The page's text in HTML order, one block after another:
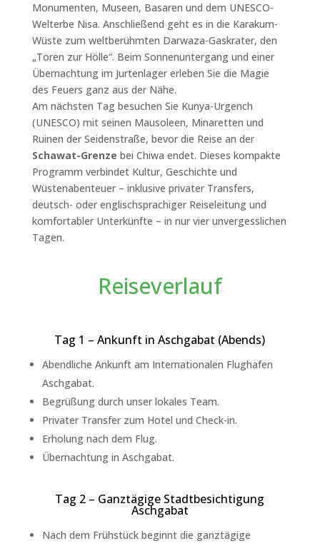
Monumenten, Museen, Basaren und dem UNESCO-
Welterbe Nisa. Anschließend geht es in die Karakum-
Wüste zum weltberühmten Darwaza-Gaskrater, den
„Toren zur Hölle“. Beim Sonnenuntergang und einer
Übernachtung im Jurtenlager erleben Sie die Magie
des Feuers ganz aus der Nähe.
Am nächsten Tag besuchen Sie Kunya-Urgench
(UNESCO) mit seinen Mausoleen, Minaretten und
Ruinen der Seidenstraße, bevor die Reise an der
Schawat-Grenze bei Chiwa endet. Dieses kompakte
Programm verbindet Kultur, Geschichte und
Wüstenabenteuer – inklusive privater Transfers,
deutsch- oder englischsprachiger Reiseleitung und
komfortabler Unterkünfte – in nur vier unvergesslichen
Tagen.
Reiseverlauf
Tag 1 – Ankunft in Aschgabat (Abends)
Abendliche Ankunft am Internationalen Flughafen
Aschgabat.
Begrüßung durch unser lokales Team.
Privater Transfer zum Hotel und Check-in.
Erholung nach dem Flug.
Übernachtung in Aschgabat.
Tag 2 – Ganztägige Stadtbesichtigung
Aschgabat
Nach dem Frühstück beginnt die ganztägige